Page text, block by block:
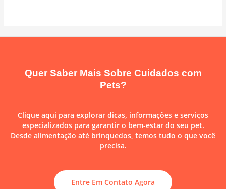
Quer Saber Mais Sobre Cuidados com
Pets?
Clique aqui para explorar dicas, informações e serviços
especializados para garantir o bem-estar do seu pet.
Desde alimentação até brinquedos, temos tudo o que você
precisa.
Entre Em Contato Agora